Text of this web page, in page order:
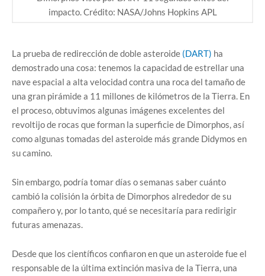
impacto. Crédito: NASA/Johns Hopkins APL
La prueba de redirección de doble asteroide (DART) ha
demostrado una cosa: tenemos la capacidad de estrellar una
nave espacial a alta velocidad contra una roca del tamaño de
una gran pirámide a 11 millones de kilómetros de la Tierra. En
el proceso, obtuvimos algunas imágenes excelentes del
revoltijo de rocas que forman la superficie de Dimorphos, así
como algunas tomadas del asteroide más grande Didymos en
su camino.
Sin embargo, podría tomar días o semanas saber cuánto
cambió la colisión la órbita de Dimorphos alrededor de su
compañero y, por lo tanto, qué se necesitaría para redirigir
futuras amenazas.
Desde que los científicos confiaron en que un asteroide fue el
responsable de la última extinción masiva de la Tierra, una